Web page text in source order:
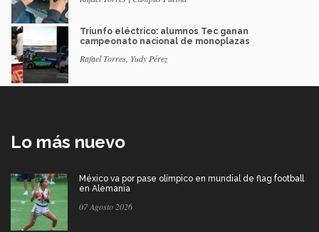
Triunfo eléctrico: alumnos Tec ganan
campeonato nacional de monoplazas
Rafael Torres, Yudy Pérez
Lo más nuevo
México va por pase olímpico en mundial de flag football
en Alemania
07 Agosto 2026